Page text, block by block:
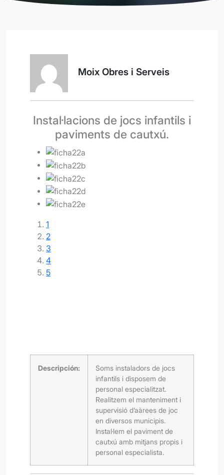
Moix Obres i Serveis
Instal·lacions de jocs infantils i
paviments de cautxú.
1
2
3
4
5
Descripción:
Soms instaladors de jocs
infantils i disposem de
personal especialitzat.
Realitzem el manteniment i
supervisió d’aàrees de joc
en diversos municipis.
Instal·lem el paviment de
cautxú amb mitjans propis i
personal especialista.